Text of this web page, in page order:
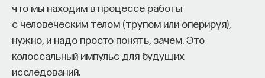
что мы находим в процессе работы
с человеческим телом (трупом или оперируя),
нужно, и надо просто понять, зачем. Это
колоссальный импульс для будущих
исследований.